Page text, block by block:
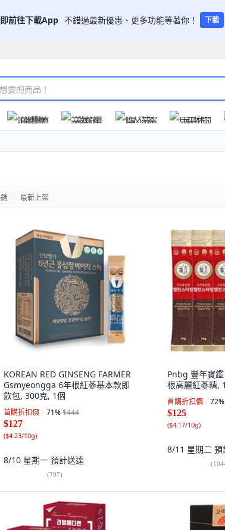
前往下載App 不錯過最新優惠、更多功能等著你！ 下載
保健醫療 美妝保養 個人清潔 玩具休閒
最新上架
KOREAN RED GINSENG FARMER
Gsmyeongga 6年根紅蔘基本款即
飲包, 300克, 1個
首購折扣價 71%$444
$127
($4.23/10g)
8/10 星期一 預計送達
(797)
Pnbg 豐年寶
根高麗紅蔘精,
首購折扣價 72%
$125
($4.17/10g)
8/11 星期二 預
(